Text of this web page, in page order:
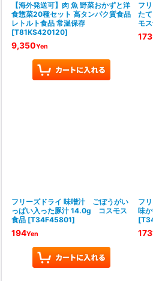
【海外発送可】肉 魚 野菜おかずと洋
食惣菜20種セット 高タンパク質食品
レトルト食品 常温保存
[T81KS420120]
9,350Yen
フ
た
モ
173
フリーズドライ 味噌汁 ごぼうがい
っぱい入った豚汁 14.0g コスモス
食品 [T34F45801]
194Yen
フ
味
[
173